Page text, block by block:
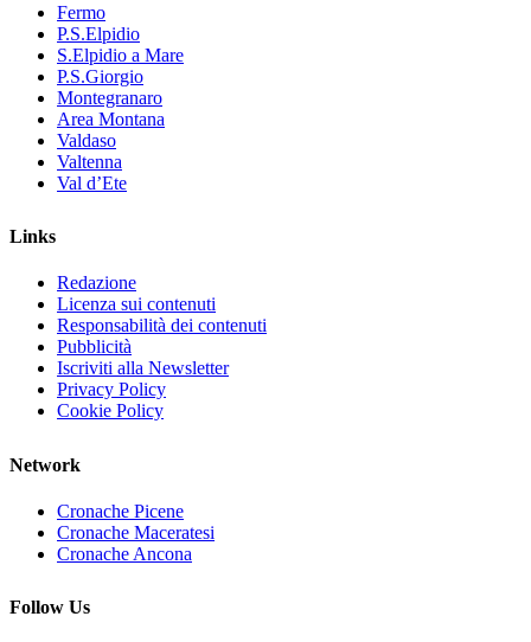
Fermo
P.S.Elpidio
S.Elpidio a Mare
P.S.Giorgio
Montegranaro
Area Montana
Valdaso
Valtenna
Val d’Ete
Links
Redazione
Licenza sui contenuti
Responsabilità dei contenuti
Pubblicità
Iscriviti alla Newsletter
Privacy Policy
Cookie Policy
Network
Cronache Picene
Cronache Maceratesi
Cronache Ancona
Follow Us